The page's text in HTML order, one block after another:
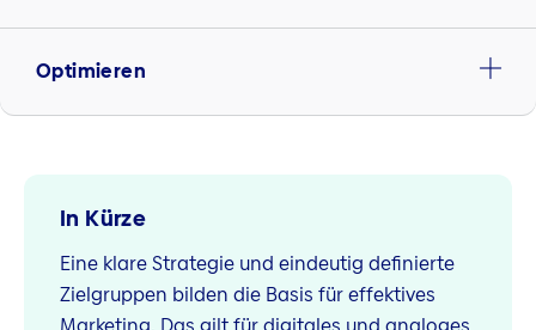
Optimieren
In Kürze
Eine klare Strategie und eindeutig definierte
Zielgruppen bilden die Basis für effektives